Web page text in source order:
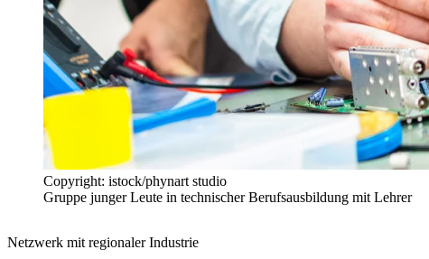
Copyright: istock/phynart studio
Gruppe junger Leute in technischer Berufsausbildung mit Lehrer
Netzwerk mit regionaler Industrie